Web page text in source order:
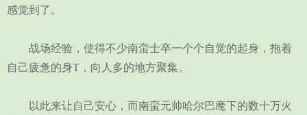
感觉到了。
战场经验，使得不少南蛮士卒一个个自觉的起身，拖着
自己疲惫的身T，向人多的地方聚集。
以此来让自己安心，而南蛮元帅哈尔巴麾下的数十万火